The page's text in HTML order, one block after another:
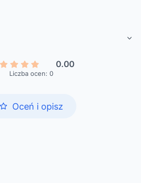
0.00
Liczba ocen: 0
Oceń i opisz